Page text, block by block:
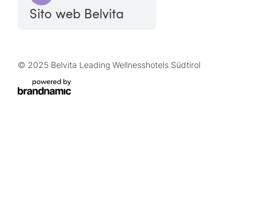
Sito web Belvita
© 2025 Belvita Leading Wellnesshotels Südtirol